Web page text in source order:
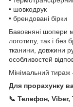
• шовкодрук
• брендовані бірки
Бавовняні шопери
логотипу, так і
тканини, довжини
особливостей
Мінімальний тираж
Для прорахунку
📞 Телефон, Viber,